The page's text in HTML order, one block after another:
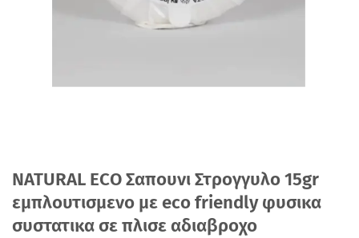
NATURAL ECO Σαπουνι Στρογγυλο 15gr
εμπλουτισμενο με eco friendly φυσικα
συστατικα σε πλισε αδιαβροχο